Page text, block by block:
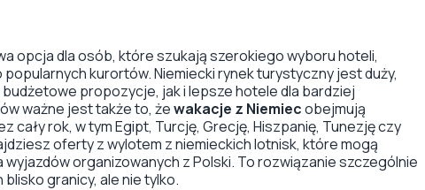
opcja dla osób, które szukają szerokiego wyboru hoteli,
kurortów. Niemiecki rynek turystyczny jest duży,
propozycje, jak i lepsze hotele dla bardziej
ważne jest także to, żewakacje z Niemiecobejmują
cały rok, w tym Egipt, Turcję, Grecję, Hiszpanię, Tunezję czy
oferty z wylotem z niemieckich lotnisk, które mogą
organizowanych z Polski. To rozwiązanie szczególnie
granicy, ale nie tylko.